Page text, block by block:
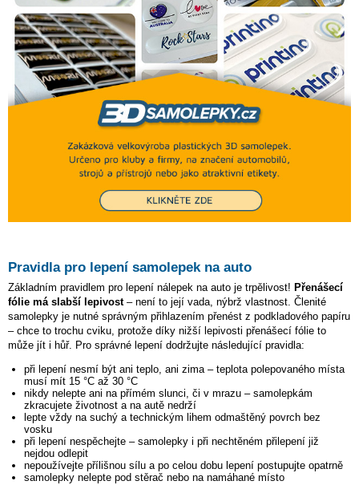
Pravidla pro lepení samolepek na auto
Základním pravidlem pro lepení nálepek na auto je trpělivost! Přenášecí
fólie má slabší lepivost– není to její vada, nýbrž vlastnost. Členité
samolepky je nutné správným přihlazením přenést z podkladového papíru
– chce to trochu cviku, protože díky nižší lepivosti přenášecí fólie to
může jít i hůř. Pro správné lepení dodržujte následující pravidla:
při lepení nesmí být ani teplo, ani zima – teplota polepovaného místa
musí mít 15 °C až 30 °C
nikdy nelepte ani na přímém slunci, či v mrazu – samolepkám
zkracujete životnost a na autě nedrží
lepte vždy na suchý a technickým lihem odmaštěný povrch bez
vosku
při lepení nespěchejte – samolepky i při nechtěném přilepení již
nejdou odlepit
nepoužívejte přílišnou sílu a po celou dobu lepení postupujte opatrně
samolepky nelepte pod stěrač nebo na namáhané místo